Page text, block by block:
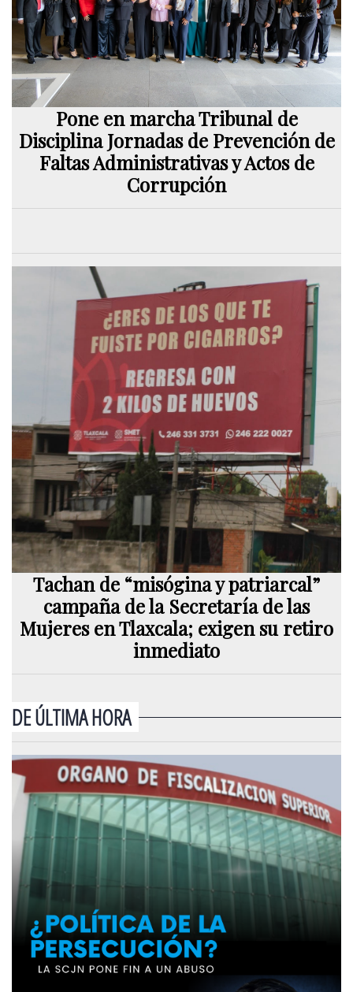
Pone en marcha Tribunal de
Disciplina Jornadas de Prevención de
Faltas Administrativas y Actos de
Corrupción
Tachan de “misógina y patriarcal”
campaña de la Secretaría de las
Mujeres en Tlaxcala; exigen su retiro
inmediato
DE ÚLTIMA HORA